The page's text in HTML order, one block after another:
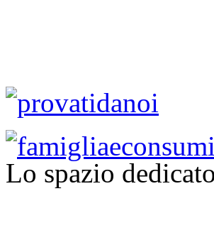
Lo spazio